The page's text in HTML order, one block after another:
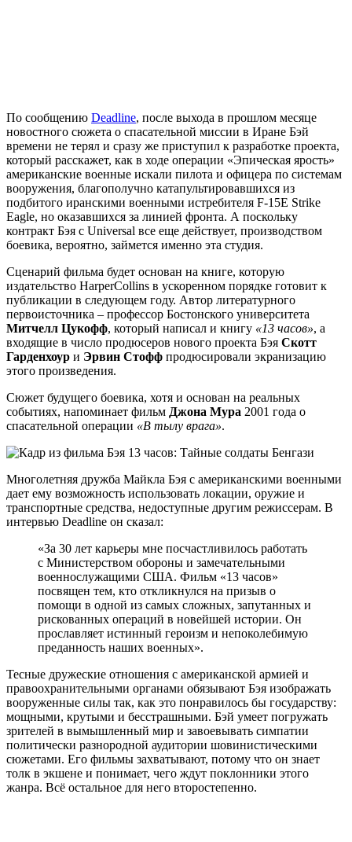
По сообщению Deadline, после выхода в прошлом месяце
новостного сюжета о спасательной миссии в Иране Бэй
времени не терял и сразу же приступил к разработке проекта,
который расскажет, как в ходе операции «Эпическая ярость»
американские военные искали пилота и офицера по системам
вооружения, благополучно катапультировавшихся из
подбитого иранскими военными истребителя F-15E Strike
Eagle, но оказавшихся за линией фронта. А поскольку
контракт Бэя с Universal все еще действует, производством
боевика, вероятно, займется именно эта студия.
Сценарий фильма будет основан на книге, которую
издательство HarperCollins в ускоренном порядке готовит к
публикации в следующем году. Автор литературного
первоисточника – профессор Бостонского университета
Митчелл Цукофф, который написал и книгу «13 часов», а
входящие в число продюсеров нового проекта Бэя Скотт
Гарденхоур и Эрвин Стофф продюсировали экранизацию
этого произведения.
Сюжет будущего боевика, хотя и основан на реальных
событиях, напоминает фильм Джона Мура 2001 года о
спасательной операции «В тылу врага».
Многолетняя дружба Майкла Бэя с американскими военными
дает ему возможность использовать локации, оружие и
транспортные средства, недоступные другим режиссерам. В
интервью Deadline он сказал:
«За 30 лет карьеры мне посчастливилось работать
с Министерством обороны и замечательными
военнослужащими США. Фильм «13 часов»
посвящен тем, кто откликнулся на призыв о
помощи в одной из самых сложных, запутанных и
рискованных операций в новейшей истории. Он
прославляет истинный героизм и непоколебимую
преданность наших военных».
Тесные дружеские отношения с американской армией и
правоохранительными органами обязывают Бэя изображать
вооруженные силы так, как это понравилось бы государству:
мощными, крутыми и бесстрашными. Бэй умеет погружать
зрителей в вымышленный мир и завоевывать симпатии
политически разнородной аудитории шовинистическими
сюжетами. Его фильмы захватывают, потому что он знает
толк в экшене и понимает, чего ждут поклонники этого
жанра. Всё остальное для него второстепенно.